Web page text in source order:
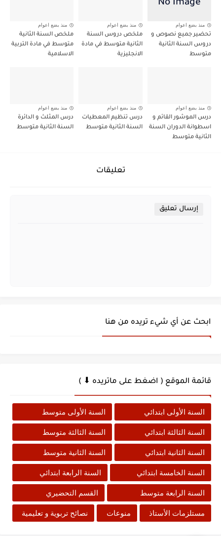
منذ بضع اعوام
تحضير جميع نصوص و
دروس السنة الثانية
متوسط
منذ بضع اعوام
ملخص دروس السنة
الثانية متوسط في مادة
الانجليزية
منذ بضع اعوام
ملخص السنة الثانية
متوسط في مادة التربية
الاسلامية
منذ بضع اعوام
درس الموشور القائم و
اسطوانة الدوران السنة
الثانية متوسط
منذ بضع اعوام
درس تنظيم المعطيات
السنة الثانية متوسط
منذ بضع اعوام
درس المثلث و الدائرة
السنة الثانية متوسط
تعليقات
إرسال تعليق
ابحث عن أي شيء تريده من هنا
قائمة الموقع ( اضغط على ماتريده ⬇ )
السنة الأولى ابتدائي السنة الأولى متوسط
السنة الثالثة ابتدائي السنة الثالثة متوسط
السنة الثانية ابتدائي السنة الثانية متوسط
السنة الخامسة ابتدائي السنة الرابعة ابتدائي
السنة الرابعة متوسط القسم التحضيري
مستلزمات الأستاذ منوعات نصائح تربوية و تعليمية